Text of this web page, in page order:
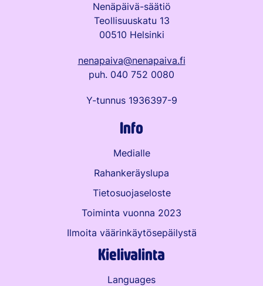
Nenäpäivä-säätiö
Teollisuuskatu 13
00510 Helsinki
nenapaiva@nenapaiva.fi
puh. 040 752 0080
Y-tunnus 1936397-9
Info
Medialle
Rahankeräyslupa
Tietosuojaseloste
Toiminta vuonna 2023
Ilmoita väärinkäytös­epäilystä
Kielivalinta
Languages